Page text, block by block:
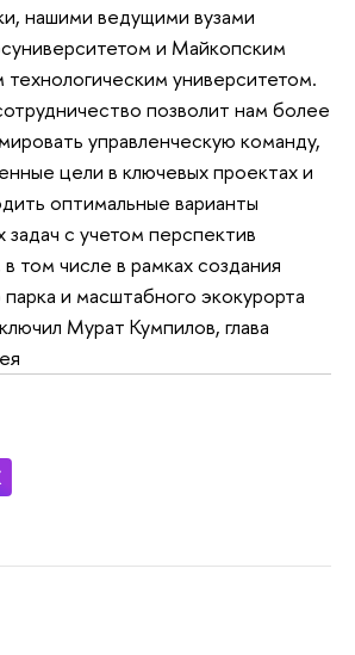
нашими ведущими вузами
и Майкопским
технологическим университетом.
позволит нам более
управленческую команду,
цели в ключевых проектах и
оптимальные варианты
с учетом перспектив
том числе в рамках создания
и масштабного экокурорта
Мурат Кумпилов, глава